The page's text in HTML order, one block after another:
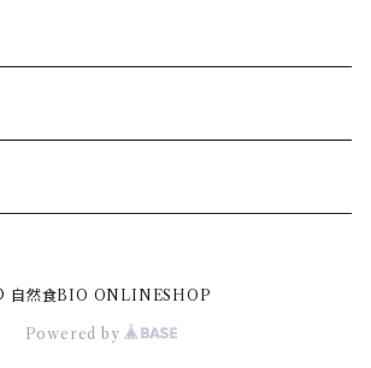
自然食BIO ONLINESHOP
Powered by